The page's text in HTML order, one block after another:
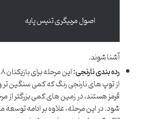
اصول مربیگری تنیس پایه
آشنا شوند.
رده بندی نارنجی:
از توپ های نارنجی رنگ که کمی سنگین تر
قرمز هستند، در زمین های کمی بزرگتر از
شود. در این مرحله، علاوه بر ادامه